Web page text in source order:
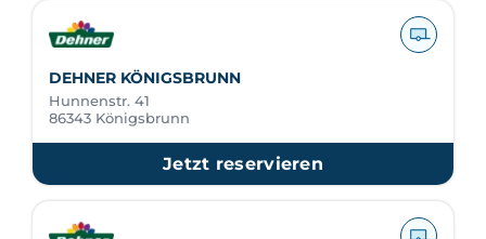
DEHNER KÖNIGSBRUNN
Hunnenstr. 41
86343 Königsbrunn
Jetzt reservieren